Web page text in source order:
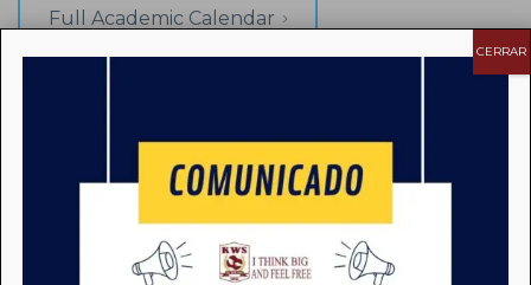
Full Academic Calendar
Related Information
CERRAR